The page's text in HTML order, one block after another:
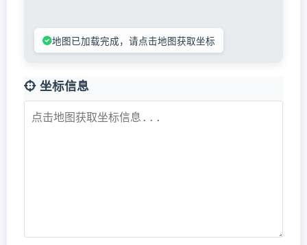
地图已加载完成，请点击地图获取坐标
坐标信息